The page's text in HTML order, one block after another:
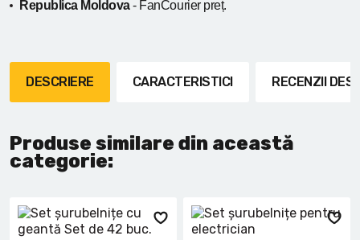
Republica Moldova- FanCourier preț.
DESCRIERE CARACTERISTICI RECENZII
Produse similare din această
categorie: